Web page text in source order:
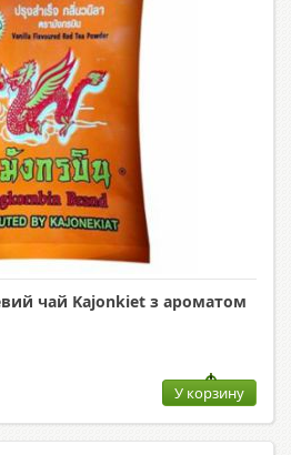
чай Kajonkiet з ароматом
У корзину